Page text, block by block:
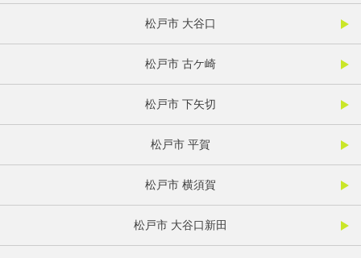
松戸市 大谷口
松戸市 古ケ崎
松戸市 下矢切
松戸市 平賀
松戸市 横須賀
松戸市 大谷口新田